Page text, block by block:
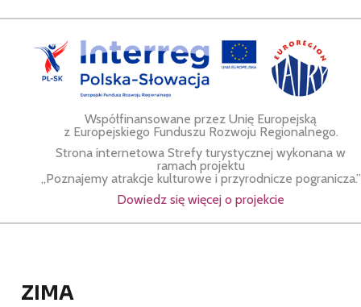
Współfinansowane przez Unię Europejską
z Europejskiego Funduszu Rozwoju Regionalnego.
Strona internetowa Strefy turystycznej wykonana w
ramach projektu
„Poznajemy atrakcje kulturowe i przyrodnicze pogranicza.”
Dowiedz się więcej o projekcie
ZIMA